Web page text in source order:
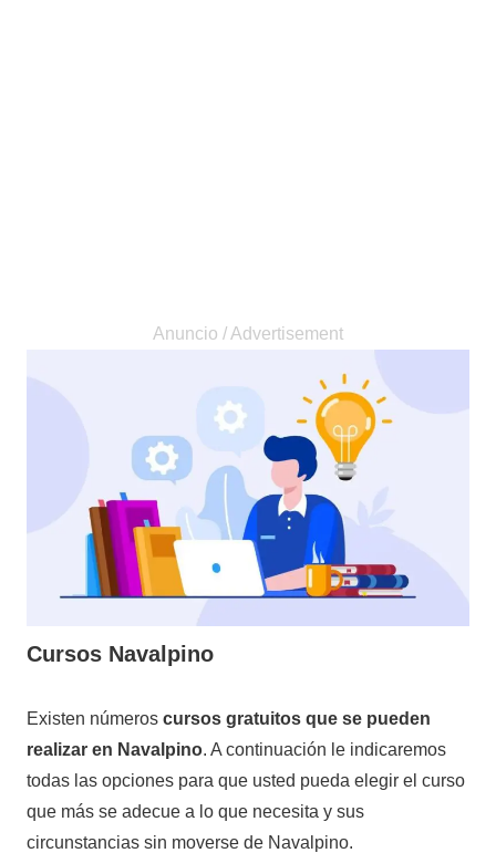
Cursos Navalpino
12
de
noviembre
2020
Maria
Cursos
en
Ciudad
Existen números cursos gratuitos que se pueden
realizar en Navalpino. A continuación le indicaremos
todas las opciones para que usted pueda elegir el curso
que más se adecue a lo que necesita y sus
circunstancias sin moverse de Navalpino.